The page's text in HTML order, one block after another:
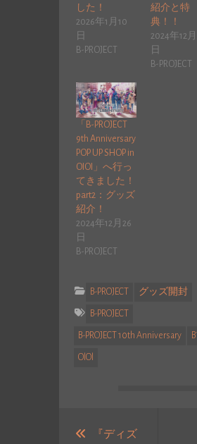
した！
2026年1月10
日
B-PROJECT
紹介と特
典！！
2024年12
日
B-PROJECT
「B-PROJECT
9th Anniversary
POP UP SHOP in
OIOI」へ行っ
てきました！
part2：グッズ
紹介！
2024年12月26
日
B-PROJECT
B-PROJECT グッズ開封
B-PROJECT
B-PROJECT 10th Anniversary
OlOl
『ディズ